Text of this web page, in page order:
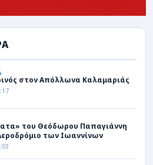
στον Απόλλωνα Καλαμαριάς
του Θεόδωρου Παπαγιάννη
των Ιωαννίνων